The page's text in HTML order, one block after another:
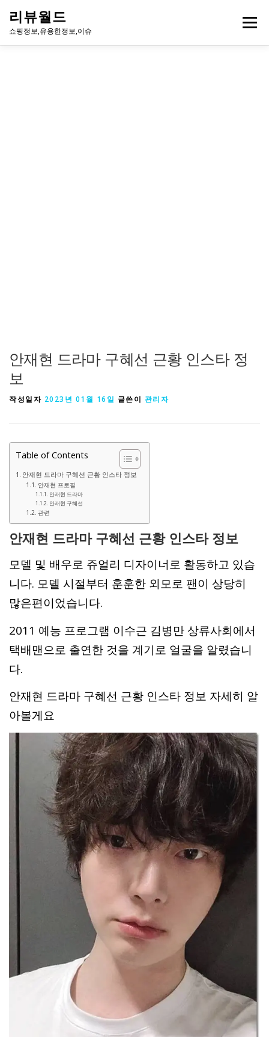
리뷰월드
쇼핑정보,유용한정보,이슈
메뉴
안재현 드라마 구혜선 근황 인스타 정
보
작성일자 2023년 01월 16일 글쓴이 관리자
Table of Contents
안재현 드라마 구혜선 근황 인스타 정보
안재현 프로필
안재현 드라마
안재현 구혜선
관련
안재현 드라마 구혜선 근황 인스타 정보
모델 및 배우로 쥬얼리 디자이너로 활동하고 있습
니다. 모델 시절부터 훈훈한 외모로 팬이 상당히
많은편이었습니다.
2011 예능 프로그램 이수근 김병만 상류사회에서
택배맨으로 출연한 것을 계기로 얼굴을 알렸습니
다.
안재현 드라마 구혜선 근황 인스타 정보 자세히 알
아볼게요